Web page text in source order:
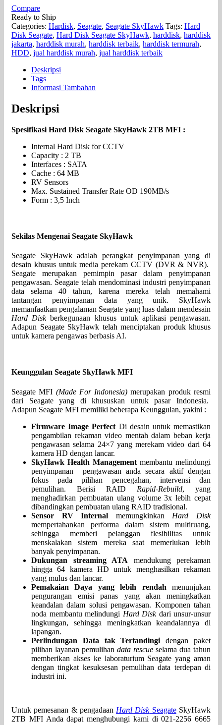
Compare
Ready to Ship
Categories: Hardisk, Seagate, Seagate SkyHawk Tags: Hard
Disk Seagate, Hard Disk Seagate SkyHawk, harddisk, harddisk
jakarta, harddisk murah, harddisk terbaik, harddisk termurah,
HDD, jual harddisk murah, jual harddisk terbaik
Deskripsi
Tags
Informasi Tambahan
Deskripsi
Spesifikasi Hard Disk Seagate SkyHawk 2TB MFI :
Internal Hard Disk for CCTV
Capacity : 2 TB
Interfaces : SATA
Cache : 64 MB
RV Sensors
Max. Sustained Transfer Rate OD 190MB/s
Form : 3,5 Inch
Sekilas Mengenai Seagate SkyHawk
Seagate SkyHawk adalah perangkat penyimpanan yang di
desain khusus untuk media perekam CCTV (DVR & NVR).
Seagate merupakan pemimpin pasar dalam penyimpanan
pengawasan. Seagate telah mendominasi industri penyimpanan
data selama 40 tahun, karena mereka telah memahami
tantangan penyimpanan data yang unik. SkyHawk
memanfaatkan pengalaman Seagate yang luas dalam mendesain
Hard Diskberkegunaan khusus untuk aplikasi pengawasan.
Adapun Seagate SkyHawk telah menciptakan produk khusus
untuk kamera pengawas berbasis AI.
Keunggulan Seagate SkyHawk MFI
Seagate MFI (Made For Indonesia) merupakan produk resmi
dari Seagate yang di khususkan untuk pasar Indonesia.
Adapun Seagate MFI memiliki beberapa Keunggulan, yakini :
Firmware Image Perfect Di desain untuk memastikan
pengambilan rekaman video mentah dalam beban kerja
pengawasan selama 24×7 yang merekam video dari 64
kamera HD dengan lancar.
SkyHawk Health Management membantu melindungi
penyimpanan pengawasan anda secara aktif dengan
fokus pada pilihan pencegahan, intervensi dan
pemulihan. Berisi RAID Rapid-Rebuild, yang
menghadirkan pembuatan ulang volume 3x lebih cepat
dibandingkan pembuatan ulang RAID tradisional.
Sensor RV Internal memungkinkan Hard Disk
mempertahankan performa dalam sistem multiruang,
sehingga memberi pelanggan flesibilitas untuk
menskalakan sistem mereka saat memerlukan lebih
banyak penyimpanan.
Dukungan streaming ATA mendukung perekaman
hingga 64 kamera HD untuk menghasilkan rekaman
yang mulus dan lancar.
Pemakaian Daya yang lebih rendah menunjukan
pengurangan emisi panas yang akan meningkatkan
keandalan dalam solusi pengawasan. Komponen tahan
noda membantu melindungi Hard Diskdari unsur-unsur
lingkungan, sehingga meningkatkan keandalannya di
lapangan.
Perlindungan Data tak Tertandingi dengan paket
pilihan layanan pemulihan data rescue selama dua tahun
memberikan akses ke laboraturium Seagate yang aman
dengan tingkat kesuksesan pemulihan data terdepan di
industri ini.
Untuk pemesanan & pengadaan Hard DiskSeagateSkyHawk
2TB MFI Anda dapat menghubungi kami di 021-2256 6665